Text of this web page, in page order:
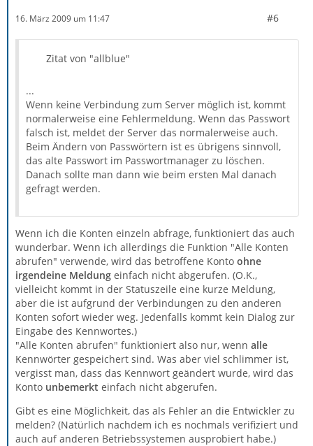
16. März 2009 um 11:47 #6
Zitat von "allblue"
...
Wenn keine Verbindung zum Server möglich ist, kommt
normalerweise eine Fehlermeldung. Wenn das Passwort
falsch ist, meldet der Server das normalerweise auch.
Beim Ändern von Passwörtern ist es übrigens sinnvoll,
das alte Passwort im Passwortmanager zu löschen.
Danach sollte man dann wie beim ersten Mal danach
gefragt werden.
Wenn ich die Konten einzeln abfrage, funktioniert das auch
wunderbar. Wenn ich allerdings die Funktion "Alle Konten
abrufen" verwende, wird das betroffene Konto ohne
irgendeine Meldung einfach nicht abgerufen. (O.K.,
vielleicht kommt in der Statuszeile eine kurze Meldung,
aber die ist aufgrund der Verbindungen zu den anderen
Konten sofort wieder weg. Jedenfalls kommt kein Dialog zur
Eingabe des Kennwortes.)
"Alle Konten abrufen" funktioniert also nur, wenn alle
Kennwörter gespeichert sind. Was aber viel schlimmer ist,
vergisst man, dass das Kennwort geändert wurde, wird das
Konto unbemerkt einfach nicht abgerufen.
Gibt es eine Möglichkeit, das als Fehler an die Entwickler zu
melden? (Natürlich nachdem ich es nochmals verifiziert und
auch auf anderen Betriebssystemen ausprobiert habe.)